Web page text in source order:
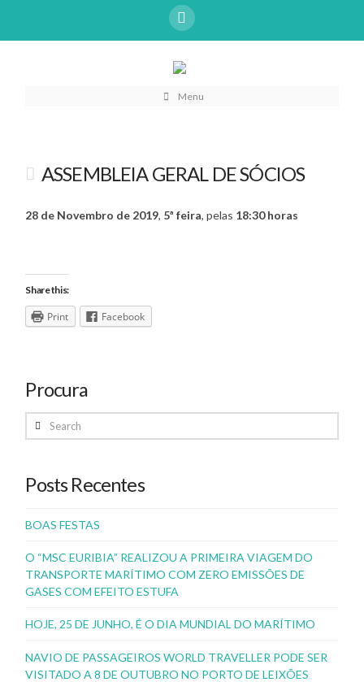
Menu
ASSEMBLEIA GERAL DE SÓCIOS
28 de Novembro de 2019, 5ª feira, pelas 18:30 horas
Share this:
Print Facebook
Procura
Search
Posts Recentes
BOAS FESTAS
O “MSC EURIBIA” REALIZOU A PRIMEIRA VIAGEM DO
TRANSPORTE MARÍTIMO COM ZERO EMISSÕES DE
GASES COM EFEITO ESTUFA
HOJE, 25 DE JUNHO, É O DIA MUNDIAL DO MARÍTIMO
NAVIO DE PASSAGEIROS WORLD TRAVELLER PODE SER
VISITADO A 8 DE OUTUBRO NO PORTO DE LEIXÕES